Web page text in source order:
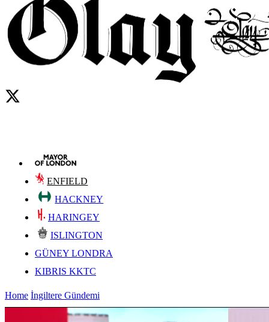
ENFIELD
HACKNEY
HARINGEY
ISLINGTON
GÜNEY LONDRA
KIBRIS KKTC
Home İngiltere Gündemi